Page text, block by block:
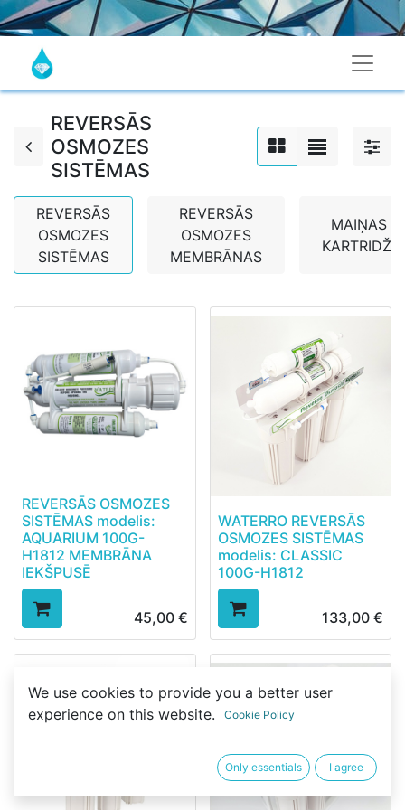
REVERSĀS
OSMOZES
SISTĒMAS
REVERSĀS
OSMOZES
SISTĒMAS
REVERSĀS
OSMOZES
MEMBRĀNAS
MAIŅAS
KARTRIDŽI
REVERSĀS OSMOZES
SISTĒMAS modelis:
AQUARIUM 100G-
H1812 MEMBRĀNA
IEKŠPUSĒ
45,00€
WATERRO REVERSĀS
OSMOZES SISTĒMAS
modelis: CLASSIC
100G-H1812
133,00 €
We use cookies to provide you a better user
experience on this website.
Cookie Policy
Only essentials I agree